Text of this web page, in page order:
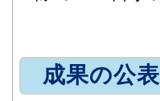
成果の公表